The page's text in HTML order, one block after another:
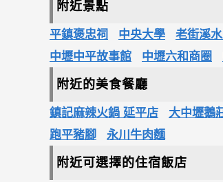
附近景點
平鎮褒忠祠 中央大學 老街溪
中壢中平故事館
中壢六和商圈
附近的美食餐廳
鎮記麻辣火鍋 延平店 大中壢鵝
跑平豬腳
永川牛肉麵
附近可選擇的住宿飯店